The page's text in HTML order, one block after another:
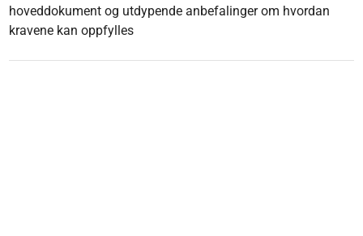
hoveddokument og utdypende anbefalinger om hvordan
kravene kan oppfylles